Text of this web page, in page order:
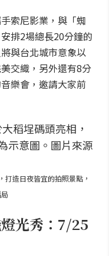
索尼影業，與「蜘
排2場總長20分鐘的
與台北城市意象以
交織，另外還有8分
樂會，邀請大家前
造日夜皆宜的拍照景點，
光秀：7/25